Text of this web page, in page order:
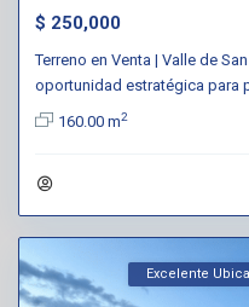
$ 250,000
Terreno en Venta | Valle de
oportunidad estratégica para
160.00 m2
Excelente